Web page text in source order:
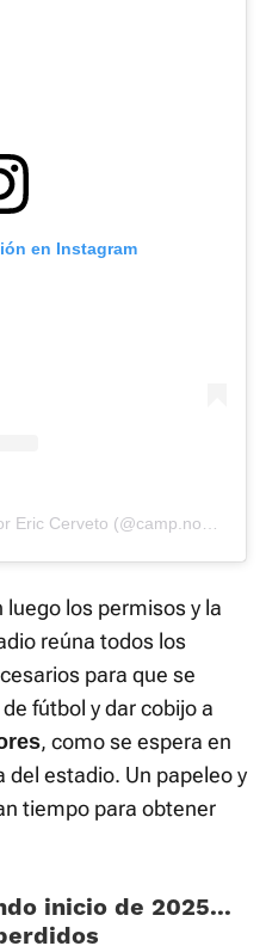
en Instagram
Una publicación compartida por Eric Cerveto (@camp.nou.now)
los permisos y la
reúna todos los
para que se
fútbol y dar cobijo a
, como se espera en
del estadio. Un papeleo y
tiempo para obtener
inicio de 2025...